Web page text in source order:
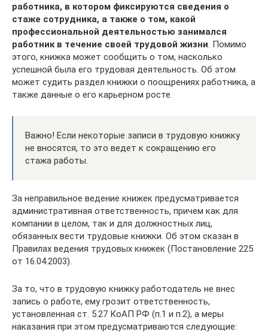
работника, в котором фиксируются сведения о
стаже сотрудника, а также о том, какой
профессиональной деятельностью занимался
работник в течение своей трудовой жизни. Помимо
этого, книжка может сообщить о том, насколько
успешной была его трудовая деятельность. Об этом
может судить раздел книжки о поощрениях работника, а
также данные о его карьерном росте.
Важно! Если некоторые записи в трудовую книжку
не вносятся, то это ведет к сокращению его
стажа работы.
За неправильное ведение книжек предусматривается
административная ответственность, причем как для
компании в целом, так и для должностных лиц,
обязанных вести трудовые книжки. Об этом сказан в
Правилах ведения трудовых книжек (Постановление 225
от 16.04.2003).
За то, что в трудовую книжку работодатель не внес
запись о работе, ему грозит ответственность,
установленная ст. 5.27 КоАП РФ (п.1 и п.2), а меры
наказания при этом предусматриваются следующие: